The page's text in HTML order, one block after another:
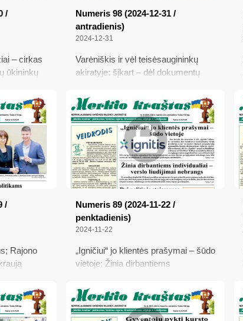
ir mūsų
patvirtino
/
– cirkas
ūkininkų
Numeris 98 (2024-12-31 /
antradienis)
2024-12-31
Varėniškis ir vėl teisėsaugininkų
akiratyje: šįkart – dėl dokumentų
varėniškiams gerokai pabrangs
dujos; Chorų festivalis su Nomeda
Kazlaus; Patvirtintas 2025 metų
biudžetas, kaip gyvensime kitais
metais?
/
Rajono
metų
laikinai
Numeris 89 (2024-11-22 /
penktadienis)
2024-11-22
„Igničiui“ jo klientės prašymai – šūdo
vietoje; Žinia dirbantiems
nebrangs; Dvi politinės staigmenos;
Pilnėja knygų apie Marcinkonis
lentyna